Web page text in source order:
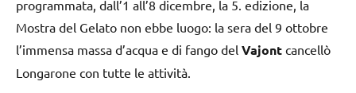
programmata, dall’1 all’8 dicembre, la 5. edizione, la
Mostra del Gelato non ebbe luogo: la sera del 9 ottobre
l’immensa massa d’acqua e di fango del Vajont cancellò
Longarone con tutte le attività.